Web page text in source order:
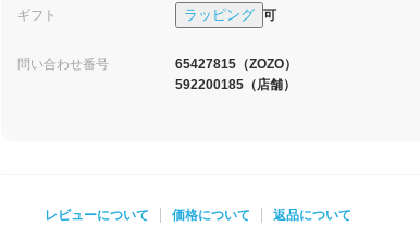
ギフト ラッピング 可
問い合わせ番号 65427815 （ZOZO）
592200185 （店舗）
レビューについて 価格について 返品について